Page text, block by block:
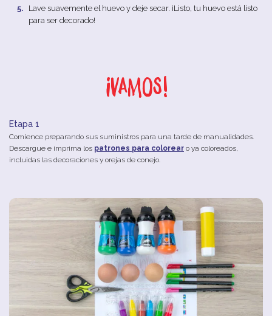
Lave suavemente el huevo y deje secar. ¡Listo, tu huevo está listo
para ser decorado!
¡Vamos!
Etapa 1
Comience preparando sus suministros para una tarde de manualidades.
Descargue e imprima los patrones para colorear o ya coloreados,
incluidas las decoraciones y orejas de conejo.